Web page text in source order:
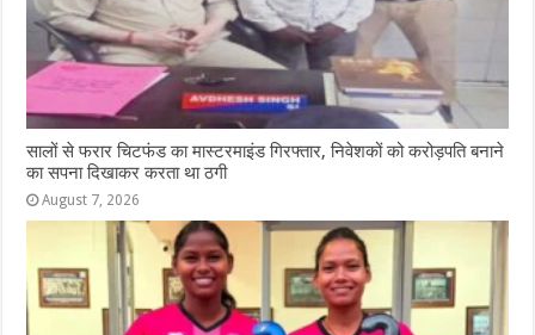
सालों से फरार चिटफंड का मास्टरमाइंड गिरफ्तार, निवेशकों को करोड़पति बनाने
का सपना दिखाकर करता था ठगी
August 7, 2026